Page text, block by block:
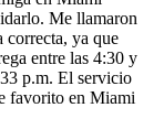
Me llamaron
correcta, ya que
entre las 4:30 y
p.m. El servicio
favorito en Miami